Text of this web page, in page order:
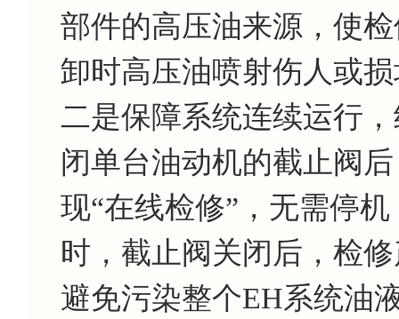
部件的高压油来源，使
卸时高压油喷射伤人或
二是保障系统连续运行
闭单台油动机的截止阀
现“在线检修”，无需停
时，截止阀关闭后，检
避免污染整个EH系统油